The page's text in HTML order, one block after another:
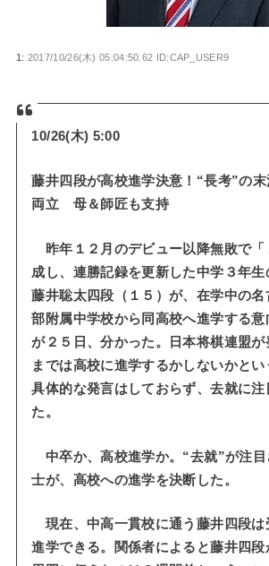
1: 2017/10/26(木) 05:04:50.62 ID:CAP_USER9
10/26(木) 5:00
藤井四段が高校進学決意！“長考”の
両立 母＆師匠も支持
昨年１２月のデビュー以降無敗で「
成し、連勝記録を更新した中学３年生
藤井聡太四段（１５）が、在学中の
部附属中学校から同高校へ進学する意
が２５日、分かった。日本将棋連盟
までは高校に進学するかしないかと
具体的な発言はしておらず、去就に
た。
中卒か、高校進学か。“去就”が注目
士が、高校への進学を決断した。
現在、中高一貫校に通う藤井四段は
進学できる。関係者によると藤井四段